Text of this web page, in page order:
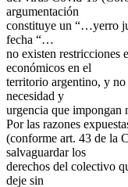
argumentación
constituye un “…yerro
fecha “…
no existen restricciones
económicos en el
territorio argentino, y no
necesidad y
urgencia que
Por las razones
(conforme art. 43 de la
salvaguardar los
derechos del colectivo
deje sin